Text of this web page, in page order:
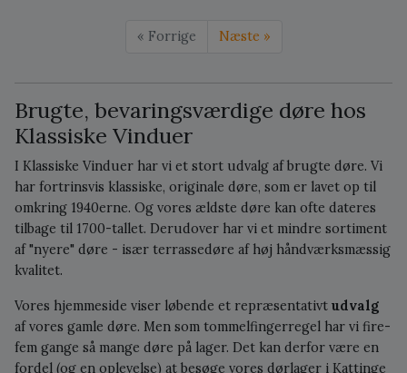
« Forrige Næste »
Brugte, bevaringsværdige døre hos
Klassiske Vinduer
I Klassiske Vinduer har vi et stort udvalg af brugte døre. Vi
har fortrinsvis klassiske, originale døre, som er lavet op til
omkring 1940erne. Og vores ældste døre kan ofte dateres
tilbage til 1700-tallet. Derudover har vi et mindre sortiment
af "nyere" døre - især terrassedøre af høj håndværksmæssig
kvalitet.
Vores hjemmeside viser løbende et repræsentativt udvalg
af vores gamle døre. Men som tommelfingerregel har vi fire-
fem gange så mange døre på lager. Det kan derfor være en
fordel (og en oplevelse) at besøge vores dørlager i Kattinge